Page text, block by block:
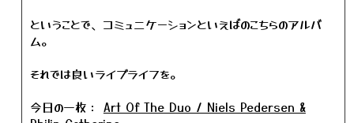
ということで、コミュニケーションといえばのこちらのアルバ
ム。
それでは良いライブライフを。
今日の一枚： Art Of The Duo / Niels Pedersen &